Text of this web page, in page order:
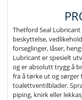
Thetford Seal
beskyttelse,
forseglinger, låser,
Lubricant er spesielt
og er absolutt trygg å
fra å tørke ut og
toalettventilblader.
piping, knirk eller